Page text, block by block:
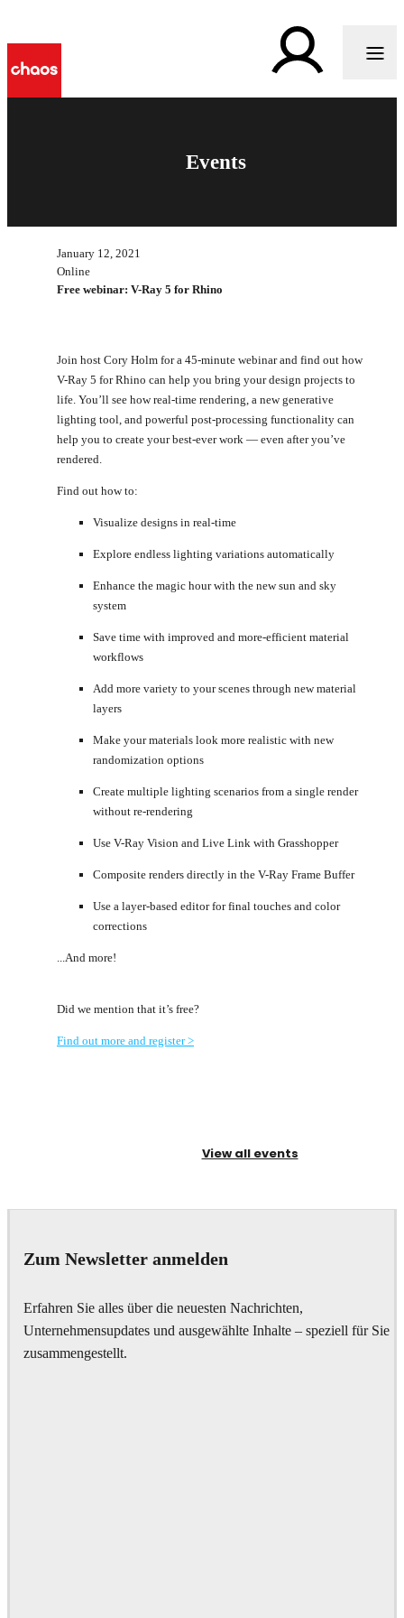
Events
January 12, 2021
Online
Free webinar: V-Ray 5 for Rhino
Join host Cory Holm for a 45-minute webinar and find out how
V-Ray 5 for Rhino can help you bring your design projects to
life. You’ll see how real-time rendering, a new generative
lighting tool, and powerful post-processing functionality can
help you to create your best-ever work — even after you’ve
rendered.
Find out how to:
Visualize designs in real-time
Explore endless lighting variations automatically
Enhance the magic hour with the new sun and sky
system
Save time with improved and more-efficient material
workflows
Add more variety to your scenes through new material
layers
Make your materials look more realistic with new
randomization options
Create multiple lighting scenarios from a single render
without re-rendering
Use V-Ray Vision and Live Link with Grasshopper
Composite renders directly in the V-Ray Frame Buffer
Use a layer-based editor for final touches and color
corrections
...And more!
Did we mention that it’s free?
Find out more and register >
View all events
Zum Newsletter anmelden
Erfahren Sie alles über die neuesten Nachrichten,
Unternehmensupdates und ausgewählte Inhalte – speziell für Sie
zusammengestellt.